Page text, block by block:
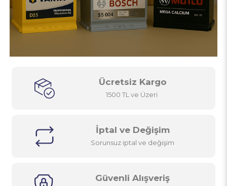
Ücretsiz Kargo
1500 TL ve Üzeri
İptal ve Değişim
Sorunsuz iptal ve değişim
Güvenli Alışveriş